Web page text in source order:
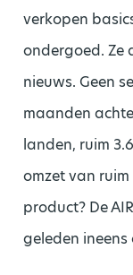
verkopen
ondergoed. Ze
nieuws. Geen
maanden
landen, ruim
omzet van
product? De
geleden